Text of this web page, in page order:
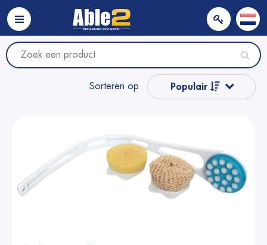
Sorteren op Populair
Prijs
Prijs